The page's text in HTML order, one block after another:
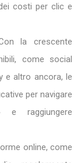
costi per clic e
la crescente
come social
e altro ancora, le
per navigare
e raggiungere
online, come